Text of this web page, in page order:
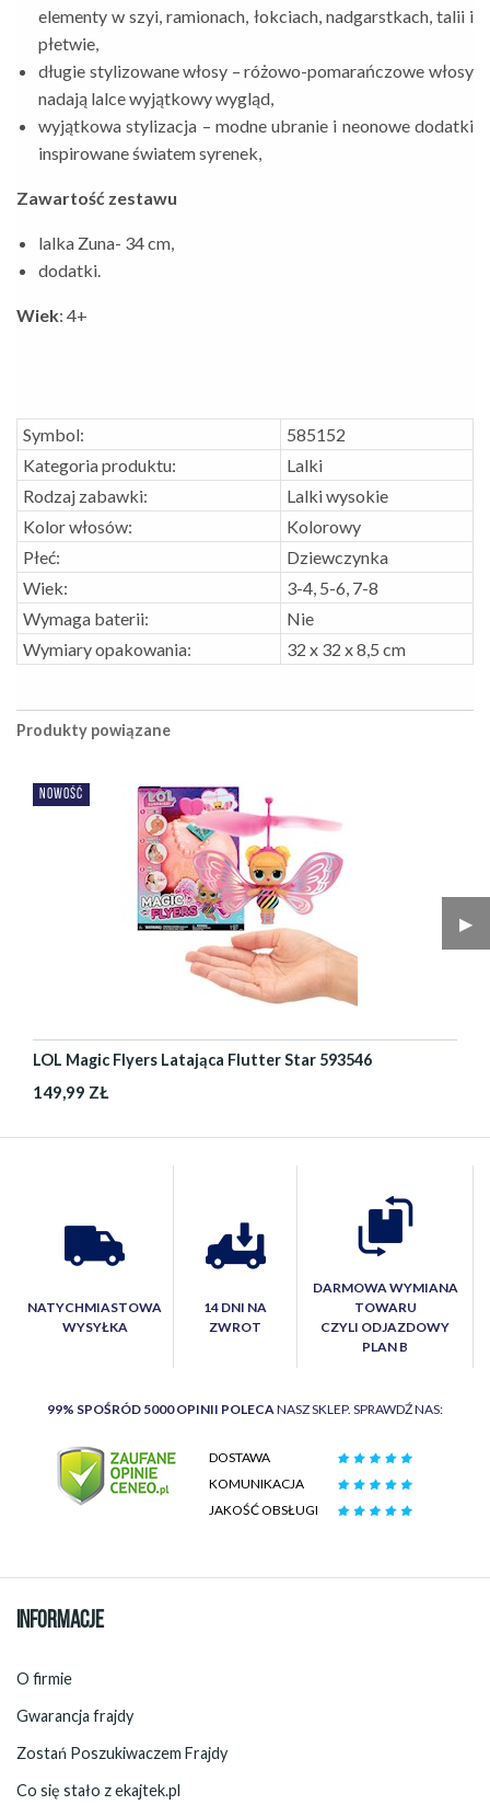
elementy w szyi, ramionach, łokciach, nadgarstkach, talii i
płetwie,
długie stylizowane włosy – różowo-pomarańczowe włosy
nadają lalce wyjątkowy wygląd,
wyjątkowa stylizacja – modne ubranie i neonowe dodatki
inspirowane światem syrenek,
Zawartość zestawu
lalka Zuna- 34 cm,
dodatki.
Wiek: 4+
Symbol:
585152
Kategoria produktu:
Lalki
Rodzaj zabawki:
Lalki wysokie
Kolor włosów:
Kolorowy
Płeć:
Dziewczynka
Wiek:
3-4, 5-6, 7-8
Wymaga baterii:
Nie
Wymiary opakowania:
32 x 32 x 8,5 cm
Produkty powiązane
▶︎
NOWOŚĆ
LOL Magic Flyers Latająca Flutter Star 593546
149,99 ZŁ
NATYCHMIASTOWA
WYSYŁKA
14 DNI NA
ZWROT
DARMOWA WYMIANA
TOWARU
CZYLI ODJAZDOWY
PLAN B
99% SPOŚRÓD 5000 OPINII POLECA NASZ SKLEP. SPRAWDŹ NAS:
DOSTAWA
KOMUNIKACJA
JAKOŚĆ OBSŁUGI
INFORMACJE
O firmie
Gwarancja frajdy
Zostań Poszukiwaczem Frajdy
Co się stało z ekajtek.pl